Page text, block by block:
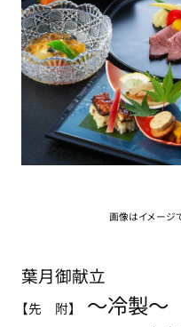
画像はイメージで
葉月御献立
【先 附】
～冷製～